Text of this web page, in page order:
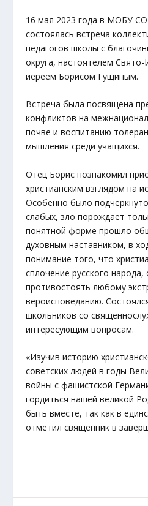
16 мая 2023 года в МОБУ
состоялась встреча
педагогов школы с
округа, настоятелем
иереем Борисом Гущиным.
Встреча была посвящена
конфликтов на
почве и воспитанию
мышления среди учащихся.
Отец Борис познакомил
христианским взглядом на
Особенно было
слабых, зло порождает
понятной форме прошло
духовным наставником, в
понимание того, что
сплочение русского народа,
противостоять любому
вероисповеданию.
школьников со
интересующим вопросам.
«Изучив историю
советских людей в годы
войны с фашистской
гордиться нашей великой
быть вместе, так как в
отметил священник в